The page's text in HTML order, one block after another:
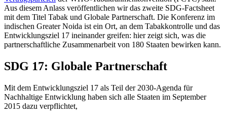
Aus diesem Anlass veröffentlichen wir das zweite SDG-Factsheet
mit dem Titel Tabak und Globale Partnerschaft. Die Konferenz im
indischen Greater Noida ist ein Ort, an dem Tabakkontrolle und das
Entwicklungsziel 17 ineinander greifen: hier zeigt sich, was die
partnerschaftliche Zusammenarbeit von 180 Staaten bewirken kann.
SDG 17: Globale Partnerschaft
Mit dem Entwicklungsziel 17 als Teil der 2030-Agenda für
Nachhaltige Entwicklung haben sich alle Staaten im September
2015 dazu verpflichtet,